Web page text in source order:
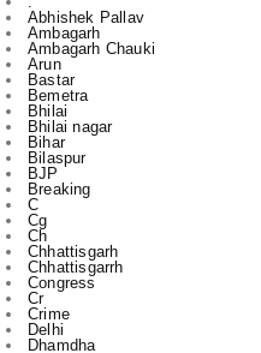
Bastar
Bemetra
Bhilai
Bhilai nagar
Bihar
Bilaspur
BJP
Breaking
C
Cg
Ch
Chhattisgarh
Chhattisgarrh
Congress
Cr
Crime
Delhi
Dhamdha
Durg
Durg Bakliwl
Education
English